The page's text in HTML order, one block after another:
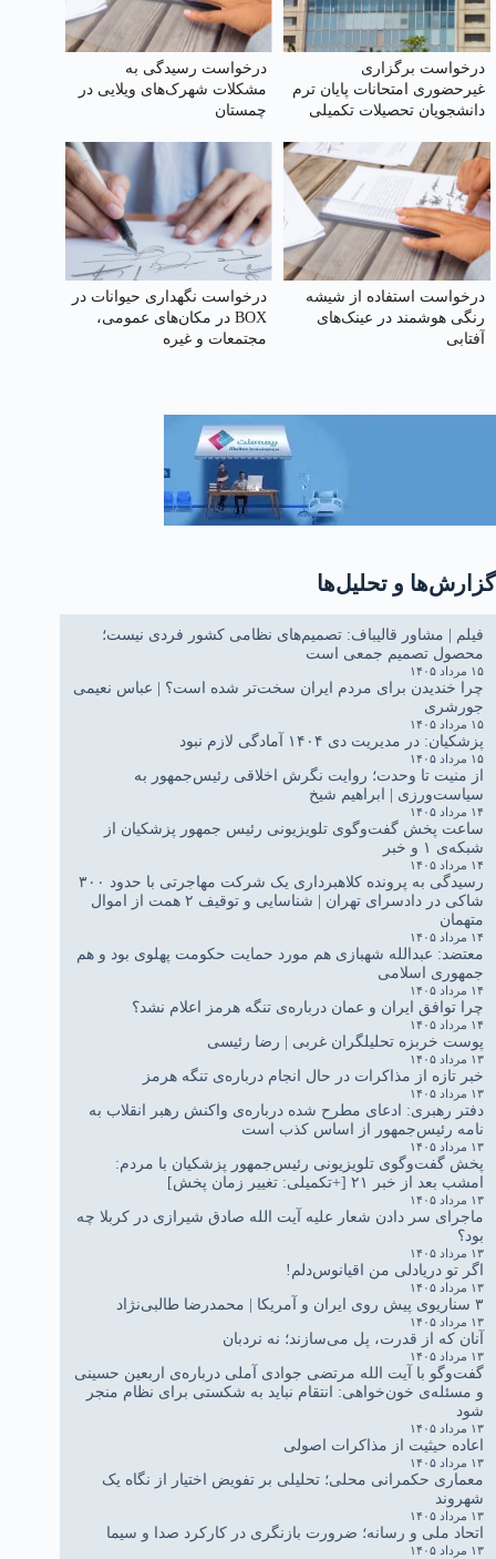
درخواست برگزاری
غیرحضوری امتحانات پایان ترم
دانشجویان تحصیلات تکمیلی
توجه به شرایط جنگی
درخواست رسیدگی به
مشکلات شهرک‌های ویلایی در
چمستان
درخواست استفاده از شیشه
رنگی هوشمند در عینک‌های
آفتابی
درخواست نگهداری حیوانات در
BOX در مکان‌های عمومی،
مجتمعات و غیره
گزارش‌ها و تحلیل‌ها
فیلم | مشاور قالیباف: تصمیم‌های نظامی کشور فردی نیست؛
محصول تصمیم جمعی است
۱۵ مرداد ۱۴۰۵
چرا خندیدن برای مردم ایران سخت‌تر شده است؟ | عباس نعیمی
جورشری
۱۵ مرداد ۱۴۰۵
پزشکیان: در مدیریت دی ۱۴۰۴ آمادگی لازم نبود
۱۵ مرداد ۱۴۰۵
از منیت تا وحدت؛ روایت نگرش اخلاقی رئیس‌جمهور به
سیاست‌ورزی | ابراهیم شیخ
۱۴ مرداد ۱۴۰۵
ساعت پخش گفت‌وگوی تلویزیونی رئیس جمهور پزشکیان از
شبکه‌ی ۱ و خبر
۱۴ مرداد ۱۴۰۵
رسیدگی به پرونده کلاهبرداری یک شرکت مهاجرتی با حدود ۳۰۰
شاکی در دادسرای تهران | شناسایی و توقیف ۲ همت از اموال
متهمان
۱۴ مرداد ۱۴۰۵
معتضد: عبدالله شهبازی هم مورد حمایت حکومت پهلوی بود و هم
جمهوری اسلامی
۱۴ مرداد ۱۴۰۵
چرا توافق ایران و عمان درباره‌ی تنگه هرمز اعلام نشد؟
۱۴ مرداد ۱۴۰۵
پوست خربزه تحلیلگران غربی | رضا رئیسی
۱۳ مرداد ۱۴۰۵
خبر تازه از مذاکرات در حال انجام درباره‌ی تنگه هرمز
۱۳ مرداد ۱۴۰۵
دفتر رهبری: ادعای مطرح شده درباره‌ی واکنش رهبر انقلاب به
نامه رئیس‌جمهور از اساس کذب است
۱۳ مرداد ۱۴۰۵
پخش گفت‌وگوی تلویزیونی رئیس‌جمهور پزشکیان با مردم:
امشب بعد از خبر ۲۱ [+تکمیلی: تغییر زمان پخش]
۱۳ مرداد ۱۴۰۵
ماجرای سر دادن شعار علیه آیت الله صادق شیرازی در کربلا چه
بود؟
۱۳ مرداد ۱۴۰۵
اگر تو دریادلی من اقیانوس‌دلم!
۱۳ مرداد ۱۴۰۵
۳ سناریوی پیش روی ایران و آمریکا | محمدرضا طالبی‌نژاد
۱۳ مرداد ۱۴۰۵
آنان که از قدرت، پل می‌سازند؛ نه نردبان
۱۳ مرداد ۱۴۰۵
گفت‌وگو با آیت الله مرتضی جوادی آملی درباره‌ی اربعین حسینی
و مسئله‌ی خون‌خواهی: انتقام نباید به شکستی برای نظام منجر
شود
۱۳ مرداد ۱۴۰۵
اعاده حیثیت از مذاکرات اصولی
۱۳ مرداد ۱۴۰۵
معماری حکمرانی محلی؛ تحلیلی بر تفویض اختیار از نگاه یک
شهروند
۱۳ مرداد ۱۴۰۵
اتحاد ملی و رسانه؛ ضرورت بازنگری در کارکرد صدا و سیما
۱۳ مرداد ۱۴۰۵